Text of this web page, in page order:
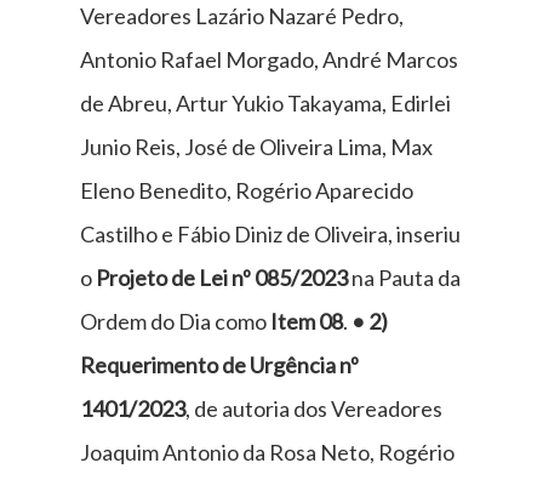
Vereadores Lazário Nazaré Pedro,
Antonio Rafael Morgado, André Marcos
de Abreu, Artur Yukio Takayama, Edirlei
Junio Reis, José de Oliveira Lima, Max
Eleno Benedito, Rogério Aparecido
Castilho e Fábio Diniz de Oliveira, inseriu
o Projeto de Lei nº 085/2023na Pauta da
Ordem do Dia como Item 08. • 2)
Requerimento de Urgência nº
1401/2023, de autoria dos Vereadores
Joaquim Antonio da Rosa Neto, Rogério